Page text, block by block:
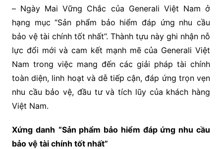
– Ngày Mai Vững Chắc của Generali Việt Nam ở
hạng mục “Sản phẩm bảo hiểm đáp ứng nhu cầu
bảo vệ tài chính tốt nhất”. Thành tựu này ghi nhận nỗ
lực đổi mới và cam kết mạnh mẽ của Generali Việt
Nam trong việc mang đến các giải pháp tài chính
toàn diện, linh hoạt và dễ tiếp cận, đáp ứng trọn vẹn
nhu cầu bảo vệ, đầu tư và tích lũy của khách hàng
Việt Nam.
Xứng danh “Sản phẩm bảo hiểm đáp ứng nhu cầu
bảo vệ tài chính tốt nhất”